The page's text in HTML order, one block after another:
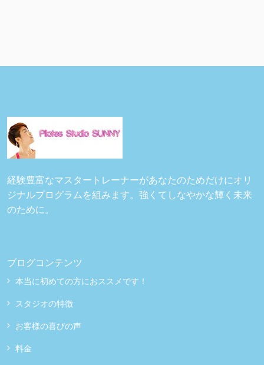
経験豊富なマスタートレーナーがあなたのためだけにオリ
ジナルプログラムを組みます。強くてしなやかな輝く未来
のために。
ブログコンテンツ
本当に初めての方におススメです！
スタジオの特徴
お客様の喜びの声
料金